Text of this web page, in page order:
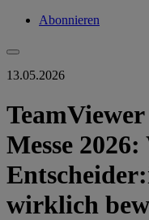
Abonnieren
13.05.2026
Messe
wirklich